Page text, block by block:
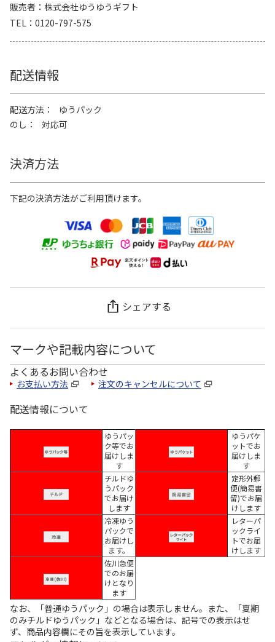
販売者
株式会社ゆうゆうギフト
TEL
0120-797-575
配送情報
配送方法
ゆうパック
のし
対応可
決済方法
下記の決済方法がご利用頂けます。
シェアする
マークや記載内容について
よくあるお問い合わせ
お支払い方法 注文のキャンセルについて
配送情報について
ゆうパッ
ク等でお
届けしま
す
ゆうパケ
ットでお
届けしま
す
チルドゆ
うパック
でお届け
します
定形外郵
便(簡易書
留)でお届
けします
冷凍ゆう
パックで
お届けし
ます。
レターパ
ックライ
トでお届
けします
佐川急便
でのお届
けとなり
ます
なお、「普通ゆうパック」の場合は表示しません。また、「夏期
のみチルドゆうパック」などとなる場合は、記号での表示はせ
ず、商品内容欄にその旨を表示しています。